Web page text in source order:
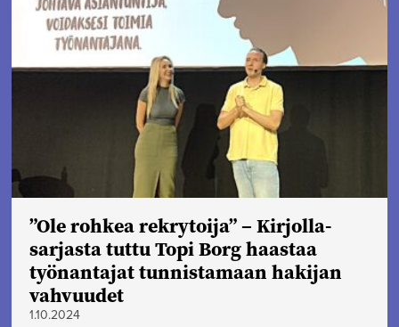
”Ole rohkea rekrytoija” – Kirjolla-
sarjasta tuttu Topi Borg haastaa
työnantajat tunnistamaan hakijan
vahvuudet
1.10.2024